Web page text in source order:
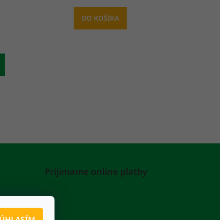
DO KOŠÍKA
Prijímame online platby